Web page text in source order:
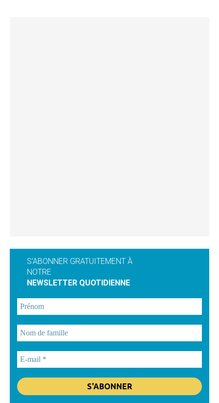
S'ABONNER GRATUITEMENT À
NOTRE
NEWSLETTER QUOTIDIENNE